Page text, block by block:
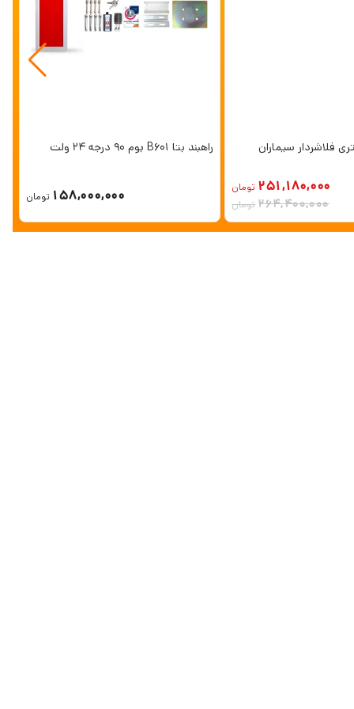
251,180,000 تومان
264,400,000 تومان
راهبند بتا B601 بوم 90 درجه 24 ولت
158,000,000 تومان